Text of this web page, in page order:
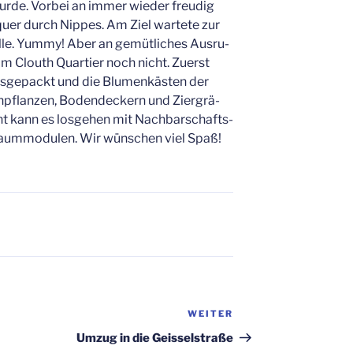
Vor­bei an immer wie­der freu­dig
durch Nip­pes. Am Ziel war­te­te zur
Yum­my! Aber an gemüt­li­ches Aus­ru­
Clouth Quar­tier noch nicht. Zuerst
und die Blu­men­käs­ten der
Boden­de­ckern und Zier­grä­
kann es los­ge­hen mit Nach­bar­schafts­
Wir wün­schen viel Spaß!
Beitrag
WEITER
Umzug in die Geisselstraße